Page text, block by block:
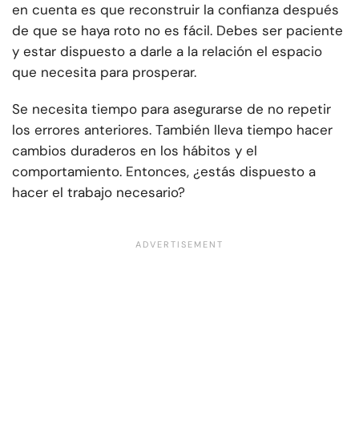
en cuenta es que reconstruir la confianza después
de que se haya roto no es fácil. Debes ser paciente
y estar dispuesto a darle a la relación el espacio
que necesita para prosperar.
Se necesita tiempo para asegurarse de no repetir
los errores anteriores. También lleva tiempo hacer
cambios duraderos en los hábitos y el
comportamiento. Entonces, ¿estás dispuesto a
hacer el trabajo necesario?